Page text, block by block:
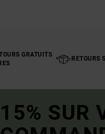
GRATUITS
RETOURS
15% SUR